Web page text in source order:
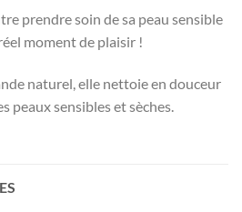
prendre soin de sa peau sensible
moment de plaisir !
naturel, elle nettoie en douceur
sensibles et sèches.